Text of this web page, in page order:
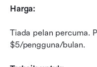
Harga:
Tiada pelan percuma.
$5/pengguna/bulan.